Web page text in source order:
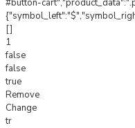
#button-
[]
1
false
false
true
Remove
Change
tr